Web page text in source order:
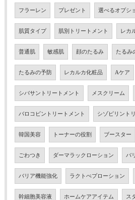
フラーレン プレゼント 選べるオプシ
肌質タイプ 肌別トリートメント レカ
普通肌 敏感肌 顔のたるみ たるみ
たるみの予防 レカルカ化粧品 Aケア
シバサントリートメント メスクリーム
バロコビントリートメント シゾピリント
韓国美容 トーナーの役割 ブースター
ごわつき ダーマラックローション バ
バリア機能強化 ラクトぺプローション
幹細胞美容液 ホームケアアイテム ス